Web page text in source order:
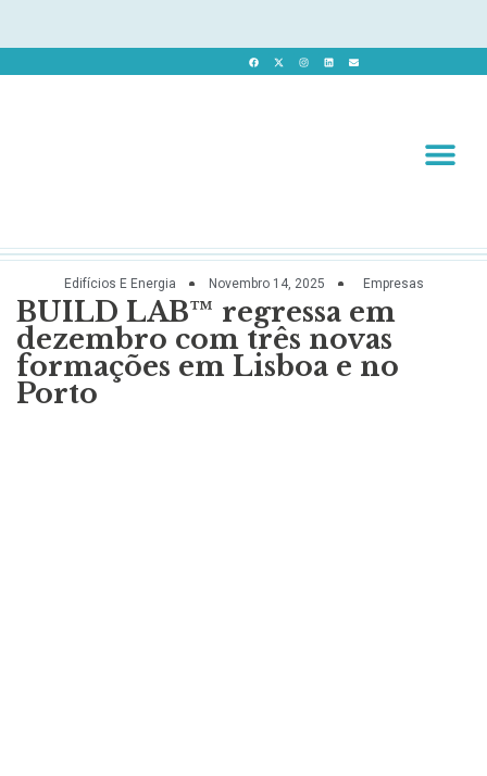
Edifícios E Energia Novembro 14, 2025 Empresas
BUILD LAB™️ regressa em
dezembro com três novas
formações em Lisboa e no
Porto